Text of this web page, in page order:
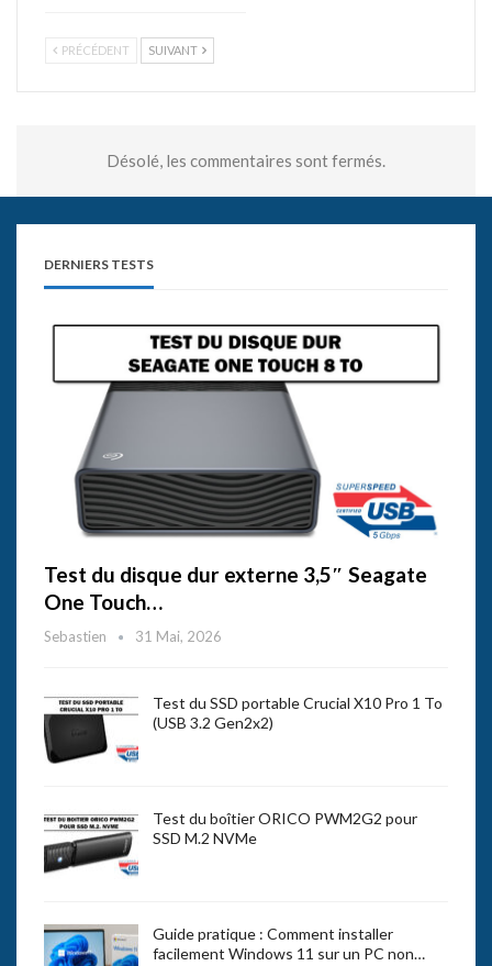
PRÉCÉDENT SUIVANT
Désolé, les commentaires sont fermés.
DERNIERS TESTS
Test du disque dur externe 3,5″ Seagate
One Touch…
Sebastien 31 Mai, 2026
Test du SSD portable Crucial X10 Pro 1 To
(USB 3.2 Gen2x2)
Test du boîtier ORICO PWM2G2 pour
SSD M.2 NVMe
Guide pratique : Comment installer
facilement Windows 11 sur un PC non…